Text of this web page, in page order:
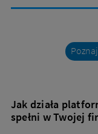
Jak działa
spełni w Twojej